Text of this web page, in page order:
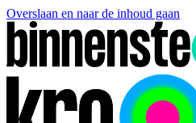
Overslaan en naar de inhoud gaan